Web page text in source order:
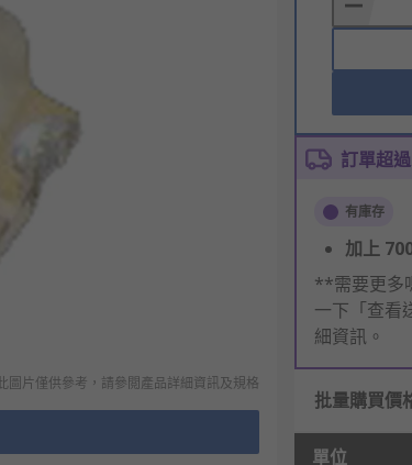
此圖片僅供參考，請參閲產品詳細資訊及規格
訂單超
有庫存
加上
**需要更多
一下「查看
細資訊。
批量購買價
單位